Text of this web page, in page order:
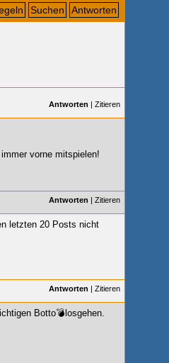
Suchen Antworten
Antworten | Zitieren
vorne mitspielen!
Antworten | Zitieren
letzten 20 Posts nicht
Antworten | Zitieren
Botto💣losgehen.